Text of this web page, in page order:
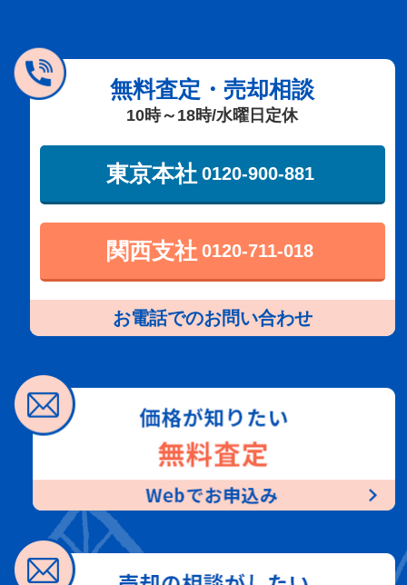
無料査定・売却相談
10時～18時/水曜日定休
東京本社 0120-900-881
関西支社 0120-711-018
お電話でのお問い合わせ